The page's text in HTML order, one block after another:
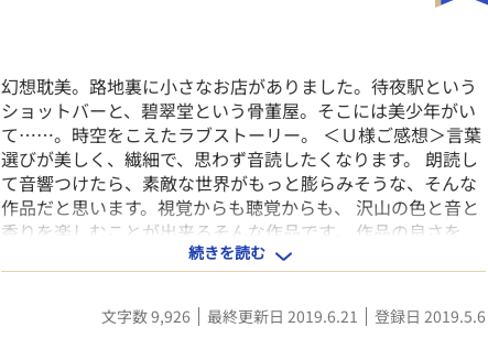
幻想耽美。路地裏に小さなお店がありました。待夜駅という
ショットバーと、碧翠堂という骨董屋。そこには美少年がい
て……。時空をこえたラブストーリー。 ＜Ｕ様ご感想＞言葉
選びが美しく、繊細で、思わず音読したくなります。 朗読し
て音響つけたら、素敵な世界がもっと膨らみそうな、そんな
作品だと思います。視覚からも聴覚からも、 沢山の色と音と
香りを楽しむことが出来るそんな作品です。 作品の良さを、
言葉で上手く説明できなくてもどかしいです。是非、読んで
見て下さい。私の滅茶苦茶好きな作品です。 重複投稿：
続きを読む
文字数 9,926 最終更新日 2019.6.21 登録日 2019.5.6